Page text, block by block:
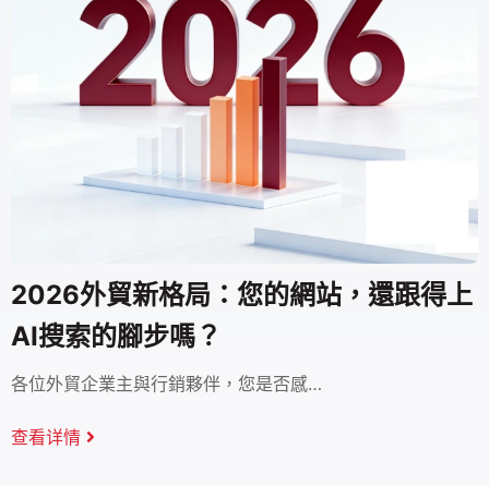
2026外貿新格局：您的網站，還跟得上
AI搜索的腳步嗎？
各位外貿企業主與行銷夥伴，您是否感…
查看详情